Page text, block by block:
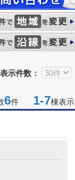
表示件数：
6件 1-7棟表示